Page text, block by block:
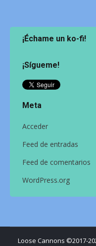
¡Échame un ko-fi!
¡Sígueme!
Meta
Acceder
Feed de entradas
Feed de comentarios
WordPress.org
Loose Cannons ©2017-